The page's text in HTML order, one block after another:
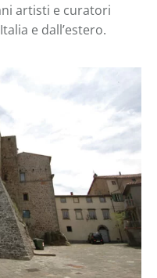
artisti e curatori
e dall’estero.